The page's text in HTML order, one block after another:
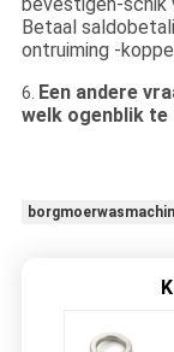
Betaal
ontruiming -
6. Een andere
welk ogenblik